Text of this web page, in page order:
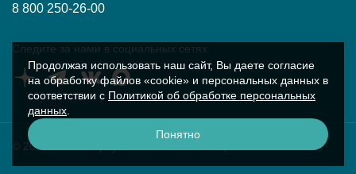
8 800 250-26-00
Следите за нами в социальных сетях
© 2026 ПК «Аквариус»
Продолжая использовать наш сайт, Вы даете согласие
на обработку файлов «cookie» и персональных данных в
соответствии с Политикой об обработке персональных
данных
Понятно